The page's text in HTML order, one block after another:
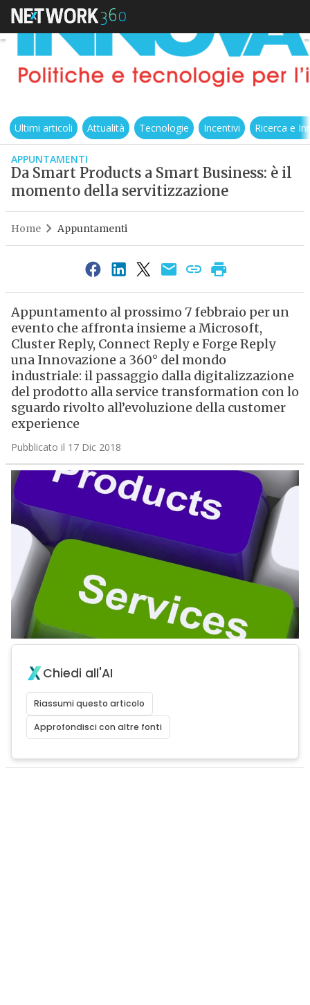
Ultimi articoli Attualità Tecnologie Incentivi Ricerca e
APPUNTAMENTI
Da Smart Products a Smart Business: è il
momento della servitizzazione
Home Appuntamenti
Appuntamento al prossimo 7 febbraio per un
evento che affronta insieme a Microsoft,
Cluster Reply, Connect Reply e Forge Reply
una Innovazione a 360° del mondo
industriale: il passaggio dalla digitalizzazione
del prodotto alla service transformation con lo
sguardo rivolto all’evoluzione della customer
experience
Pubblicato il 17 Dic 2018
Chiedi all'AI
Riassumi questo articolo
Approfondisci con altre fonti